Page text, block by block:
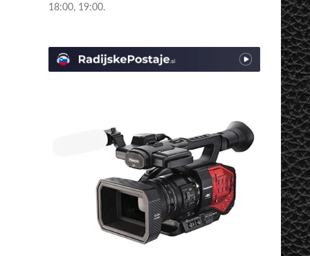
18:00, 19:00.